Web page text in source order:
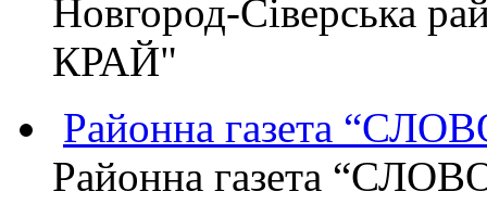
Новгород-Сіверська
КРАЙ"
Районна газета
Районна газета